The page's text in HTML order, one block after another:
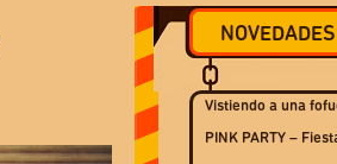
Vistiendo a una
PINK PARTY –